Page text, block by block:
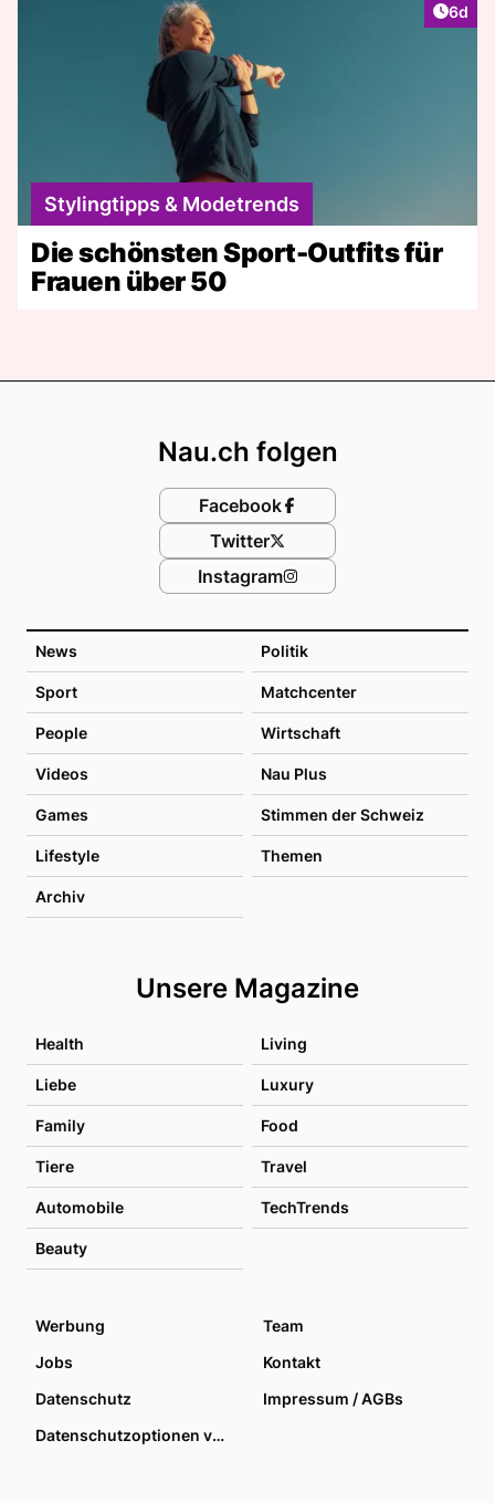
6d
Stylingtipps & Modetrends
Die schönsten Sport-Outfits für
Frauen über 50
News Politik
Sport Matchcenter
People Wirtschaft
Videos Nau Plus
Games Stimmen der Schweiz
Lifestyle Themen
Archiv
Unsere Magazine
Health Living
Liebe Luxury
Family Food
Tiere Travel
Automobile TechTrends
Beauty
Nau.ch folgen
Facebook
Twitter
Instagram
Werbung
Team
Jobs
Kontakt
Datenschutz
Impressum / AGBs
Datenschutzoptionen verwalten